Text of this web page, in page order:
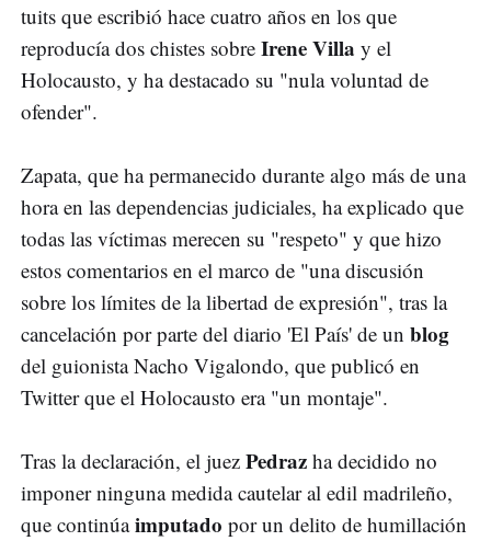
tuits que escribió hace cuatro años en los que
reproducía dos chistes sobre Irene Villa y el
Holocausto, y ha destacado su "nula voluntad de
ofender".
Zapata, que ha permanecido durante algo más de una
hora en las dependencias judiciales, ha explicado que
todas las víctimas merecen su "respeto" y que hizo
estos comentarios en el marco de "una discusión
sobre los límites de la libertad de expresión", tras la
cancelación por parte del diario 'El País' de un blog
del guionista Nacho Vigalondo, que publicó en
Twitter que el Holocausto era "un montaje".
Tras la declaración, el juez Pedraz ha decidido no
imponer ninguna medida cautelar al edil madrileño,
que continúaimputado por un delito de humillación